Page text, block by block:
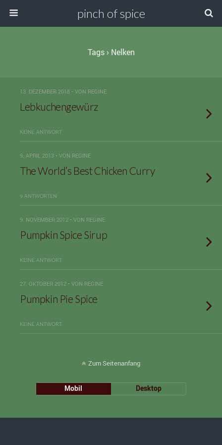
pinch of spice
Tags › Nelken
13. DEZEMBER 2018 • VON REGINE
Lebkuchengewürz
KEINE ANTWORT
9. APRIL 2013 • VON REGINE
The World’s Best Chicken Curry
9 ANTWORTEN
9. NOVEMBER 2012 • VON REGINE
Pumpkin Spice Sirup
KEINE ANTWORT
27. OKTOBER 2012 • VON REGINE
Pumpkin Pie Spice
KEINE ANTWORT
Zum Seitenanfang
Mobil Desktop